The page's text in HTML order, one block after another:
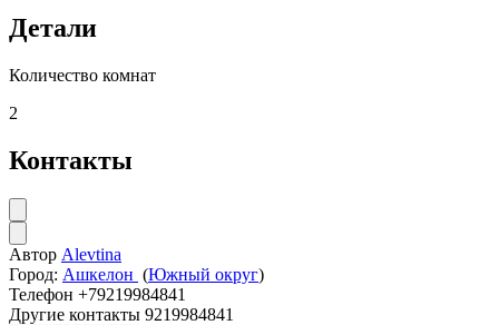
Детали
Количество комнат
2
Контакты
Автор Alevtina
Город: Ашкелон (Южный округ)
Телефон +79219984841
Другие контакты 9219984841